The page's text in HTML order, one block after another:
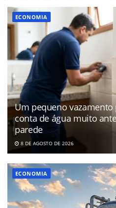
ECONOMIA
Um pequeno
conta de água muito
parede
8 DE AGOSTO DE 2026
ECONOMIA